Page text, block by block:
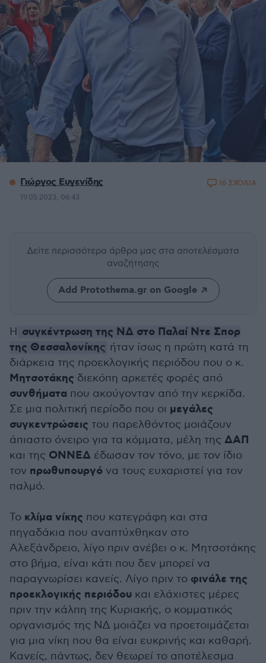
Γιώργος Ευγενίδης
19.05.2023, 06:43
16 ΣΧΟΛΙΑ
Δείτε περισσότερα άρθρα μας στα αποτελέσματα
αναζήτησης
Add Protothema.gr on Google
Η συγκέντρωση της ΝΔ στο Παλαί Ντε Σπορ
της Θεσσαλονίκης ήταν ίσως η πρώτη κατά τη
διάρκεια της προεκλογικής περιόδου που ο κ.
Μητσοτάκης διεκόπη αρκετές φορές από
συνθήματα που ακούγονταν από την κερκίδα.
Σε μια πολιτική περίοδο που οι μεγάλες
συγκεντρώσεις του παρελθόντος μοιάζουν
άπιαστο όνειρο για τα κόμματα, μέλη της ΔΑΠ
και της ΟΝΝΕΔ έδωσαν τον τόνο, με τον ίδιο
τον πρωθυπουργό να τους ευχαριστεί για τον
παλμό.
Το κλίμα νίκης που κατεγράφη και στα
πηγαδάκια που αναπτύχθηκαν στο
Αλεξάνδρειο, λίγο πριν ανέβει ο κ. Μητσοτάκης
στο βήμα, είναι κάτι που δεν μπορεί να
παραγνωρίσει κανείς. Λίγο πριν το φινάλε της
προεκλογικής περιόδου και ελάχιστες μέρες
πριν την κάλπη της Κυριακής, ο κομματικός
οργανισμός της ΝΔ μοιάζει να προετοιμάζεται
για μια νίκη που θα είναι ευκρινής και καθαρή.
Κανείς, πάντως, δεν θεωρεί το αποτέλεσμα